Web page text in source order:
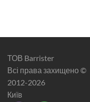
ТОВ Barrister
Всі права захищено ©
2012-2026
Київ